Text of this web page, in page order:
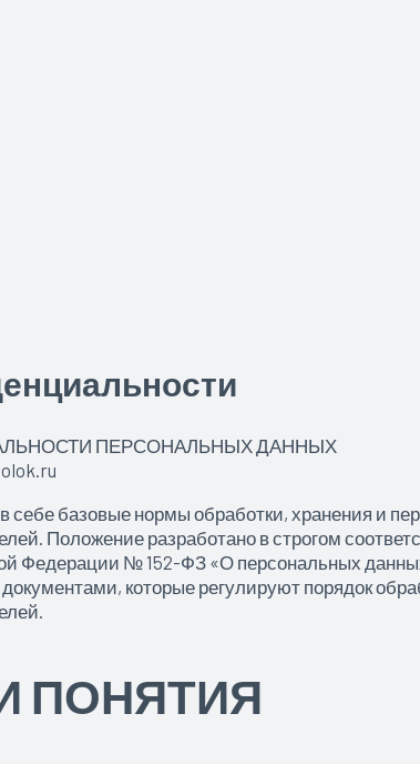
ПЕРСОНАЛЬНЫХ ДАННЫХ
базовые нормы обработки, хранения и
Положение разработано в строгом
Федерации № 152-ФЗ «О персональных
которые регулируют порядок
ПОНЯТИЯ